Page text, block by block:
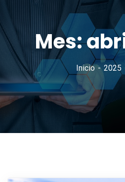
Mes:
Inicio 2025